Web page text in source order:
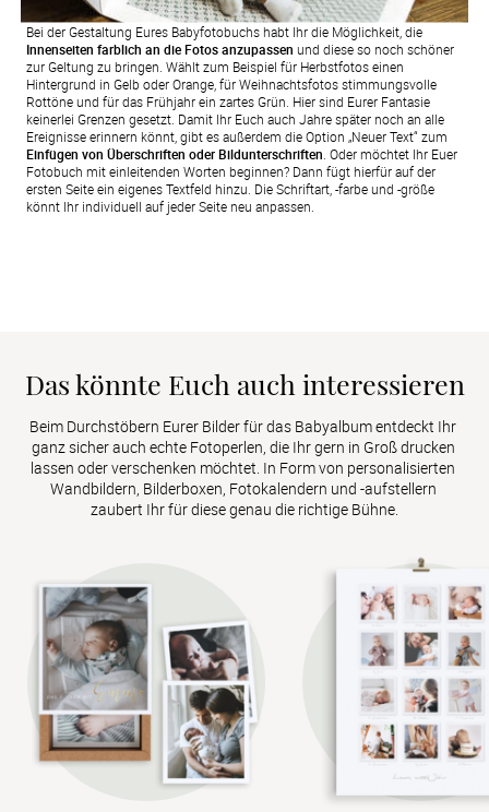
Bei der Gestaltung Eures Babyfotobuchs habt Ihr die Möglichkeit, die
Innenseiten farblich an die Fotos anzupassen und diese so noch schöner
zur Geltung zu bringen. Wählt zum Beispiel für Herbstfotos einen
Hintergrund in Gelb oder Orange, für Weihnachtsfotos stimmungsvolle
Rottöne und für das Frühjahr ein zartes Grün. Hier sind Eurer Fantasie
keinerlei Grenzen gesetzt. Damit Ihr Euch auch Jahre später noch an alle
Ereignisse erinnern könnt, gibt es außerdem die Option „Neuer Text“ zum
Einfügen von Überschriften oder Bildunterschriften . Oder möchtet Ihr Euer
Fotobuch mit einleitenden Worten beginnen? Dann fügt hierfür auf der
ersten Seite ein eigenes Textfeld hinzu. Die Schriftart, -farbe und -größe
könnt Ihr individuell auf jeder Seite neu anpassen.
Das könnte Euch auch interessieren
Beim Durchstöbern Eurer Bilder für das Babyalbum entdeckt Ihr
ganz sicher auch echte Fotoperlen, die Ihr gern in Groß drucken
lassen oder verschenken möchtet. In Form von personalisierten
Wandbildern, Bilderboxen, Fotokalendern und -aufstellern
zaubert Ihr für diese genau die richtige Bühne.